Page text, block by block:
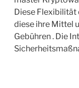
Diese Flexibilität
diese ihre Mittel
Gebühren . Die